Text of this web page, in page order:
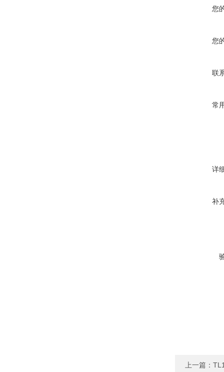
您
您
联
常
详
补
上一篇：